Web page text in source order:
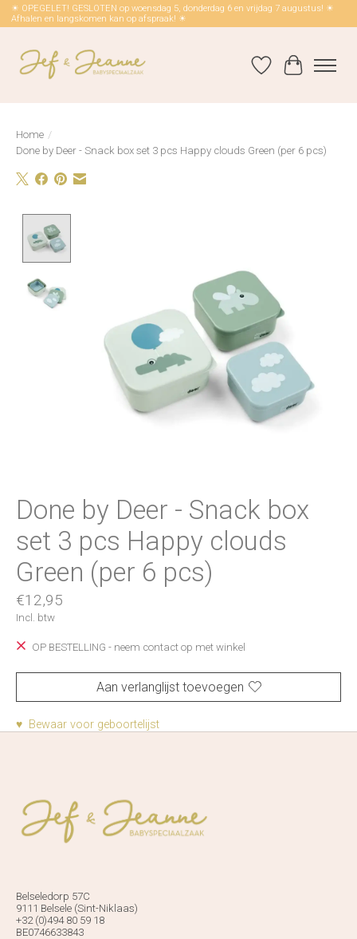
☀ OPEGELET! GESLOTEN op woensdag 5, donderdag 6 en vrijdag 7 augustus! ☀
Afhalen en langskomen kan op afspraak! ☀
Verlanglijst
Home /
Done by Deer - Snack box set 3 pcs Happy clouds Green (per 6 pcs)
Done by Deer - Snack box
set 3 pcs Happy clouds
Green (per 6 pcs)
€12,95
Incl. btw
OP BESTELLING - neem contact op met winkel
Aan verlanglijst toevoegen
♥ Bewaar voor geboortelijst
Belseledorp 57C
9111 Belsele (Sint-Niklaas)
+32 (0)494 80 59 18
BE0746633843